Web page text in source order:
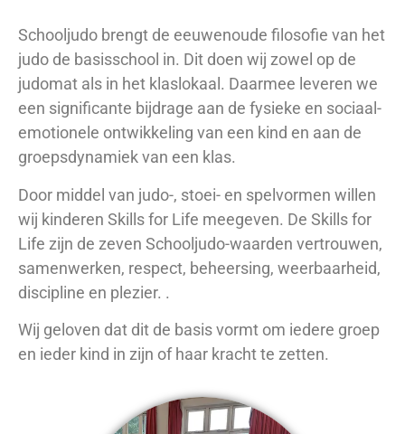
Schooljudo brengt de eeuwenoude filosofie van het
judo de basisschool in. Dit doen wij zowel op de
judomat als in het klaslokaal. Daarmee leveren we
een significante bijdrage aan de fysieke en sociaal-
emotionele ontwikkeling van een kind en aan de
groepsdynamiek van een klas.
Door middel van judo-, stoei- en spelvormen willen
wij kinderen Skills for Life meegeven. De Skills for
Life zijn de zeven Schooljudo-waarden vertrouwen,
samenwerken, respect, beheersing, weerbaarheid,
discipline en plezier. .
Wij geloven dat dit de basis vormt om iedere groep
en ieder kind in zijn of haar kracht te zetten.